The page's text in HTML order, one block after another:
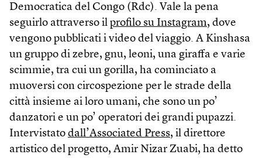
Democratica del Congo (Rdc). Vale la pena
seguirlo attraverso il profilo su Instagram, dove
vengono pubblicati i video del viaggio. A Kinshasa
un gruppo di zebre, gnu, leoni, una giraffa e varie
scimmie, tra cui un gorilla, ha cominciato a
muoversi con circospezione per le strade della
città insieme ai loro umani, che sono un po’
danzatori e un po’ operatori dei grandi pupazzi.
Intervistato dall’Associated Press, il direttore
artistico del progetto, Amir Nizar Zuabi, ha detto